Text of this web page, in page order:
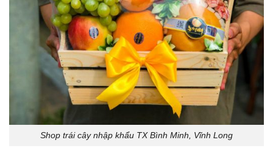
Shop trái cây nhập khẩu TX Bình Minh, Vĩnh Long